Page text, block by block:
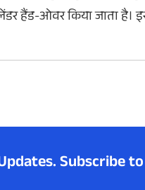
हैंड-ओवर किया जाता है।
Subscribe